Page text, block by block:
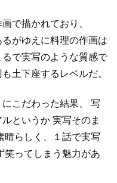
で描かれており、
るがゆえに料理の作画は
で実写のような質感で
土下座するレベルだ。
こだわった結果、
写
というか 実写そのま
晴らしく、１話で実写
笑ってしまう魅力があ